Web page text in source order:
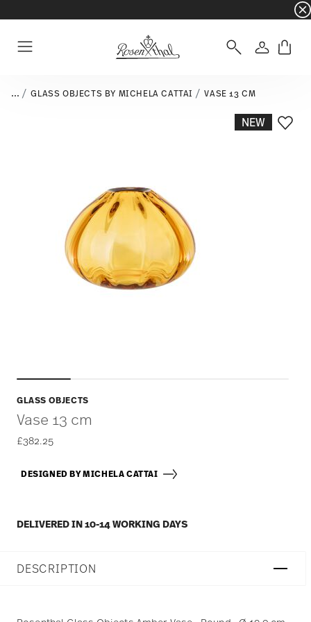
☀️ Summer SALE on selected items and
Login
... GLASS OBJECTS BY MICHELA CATTAI VASE 13 CM
NEW
GLASS OBJECTS
Vase 13 cm
£382.25
DESIGNED BY MICHELA CATTAI
DELIVERED IN 10-14 WORKING DAYS
Add
DESCRIPTION